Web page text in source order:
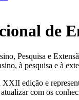
de
Pesquisa e
à pesquisa e à
edição e
com os